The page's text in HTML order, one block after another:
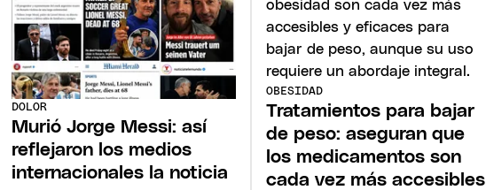
DOLOR
Murió Jorge Messi: así
reflejaron los medios
internacionales la noticia
OBESIDAD
Tratamientos para bajar
de peso: aseguran que
los medicamentos son
cada vez más accesibles